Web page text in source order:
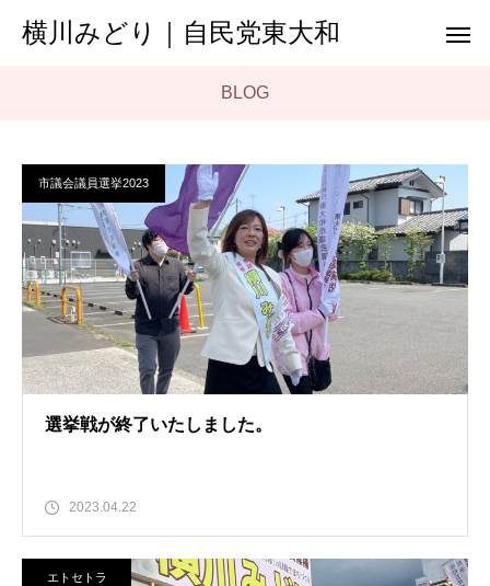
横川みどり｜自民党東大和
BLOG
市議会議員選挙2023
選挙戦が終了いたしました。
2023.04.22
エトセトラ